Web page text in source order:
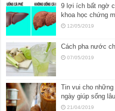
9 lợi ích bất ngờ
khoa học chứng
12/05/2019
Cách pha nước
07/05/2019
Tin vui cho
ngày giúp sống
21/04/2019